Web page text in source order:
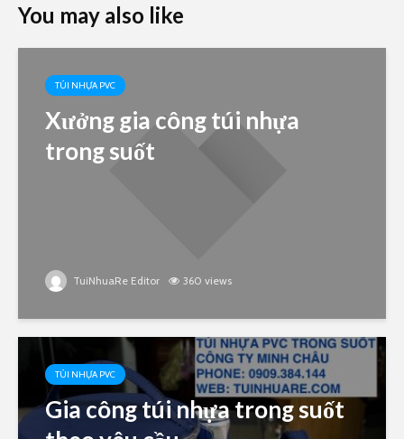
You may also like
TÚI NHỰA PVC
Xưởng gia công túi nhựa
trong suốt
TuiNhuaRe Editor 360 views
TÚI NHỰA PVC
Gia công túi nhựa trong suốt